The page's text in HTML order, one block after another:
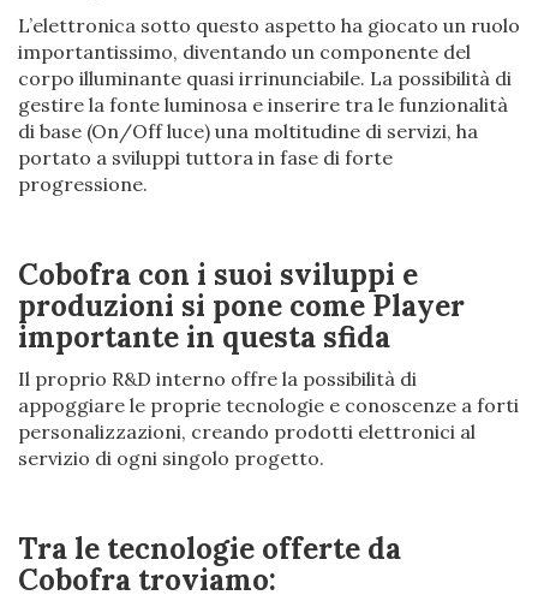
L’elettronica sotto questo aspetto ha giocato un ruolo
importantissimo, diventando un componente del
corpo illuminante quasi irrinunciabile. La possibilità di
gestire la fonte luminosa e inserire tra le funzionalità
di base (On/Off luce) una moltitudine di servizi, ha
portato a sviluppi tuttora in fase di forte
progressione.
Cobofra con i suoi sviluppi e
produzioni si pone come Player
importante in questa sfida
Il proprio R&D interno offre la possibilità di
appoggiare le proprie tecnologie e conoscenze a forti
personalizzazioni, creando prodotti elettronici al
servizio di ogni singolo progetto.
Tra le tecnologie offerte da
Cobofra troviamo: